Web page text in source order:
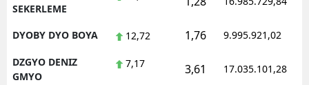
SEKERLEME
DYOBY DYO BOYA 12,72 1,76 9.995.921,02
DZGYO DENIZ
GMYO
7,17 3,61 17.035.101,28